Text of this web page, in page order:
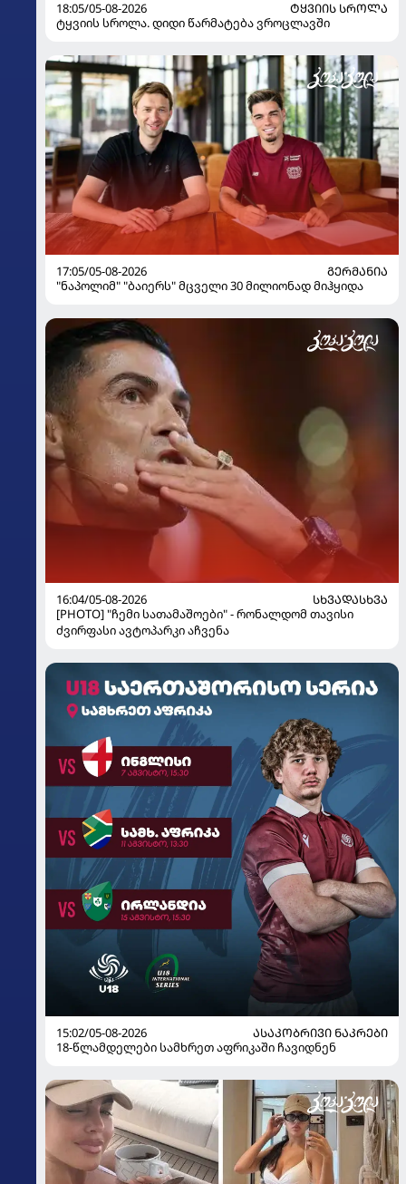
18:05/05-08-2026
ᲢᲧᲕᲘᲘᲡ ᲡᲠᲝᲚᲐ
ტყვიის სროლა. დიდი წარმატება ვროცლავში
17:05/05-08-2026
ᲒᲔᲠᲛᲐᲜᲘᲐ
"ნაპოლიმ" "ბაიერს" მცველი 30 მილიონად მიჰყიდა
16:04/05-08-2026
ᲡᲮᲕᲐᲓᲐᲡᲮᲕᲐ
[PHOTO] "ჩემი სათამაშოები" - რონალდომ თავისი
ძვირფასი ავტოპარკი აჩვენა
15:02/05-08-2026
ᲐᲡᲐᲙᲝᲑᲠᲘᲕᲘ ᲜᲐᲙᲠᲔᲑᲘ
18-წლამდელები სამხრეთ აფრიკაში ჩავიდნენ